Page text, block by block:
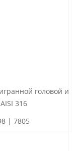
головой и
316
| 7805